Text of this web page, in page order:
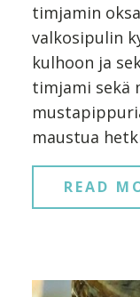
timjamin
valkosipulin
kulhoon ja
timjami sekä
maustua
READ